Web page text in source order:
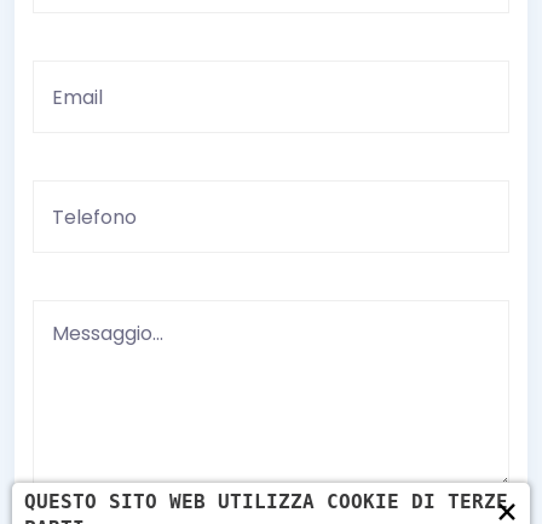
×
QUESTO SITO WEB UTILIZZA COOKIE DI TERZE